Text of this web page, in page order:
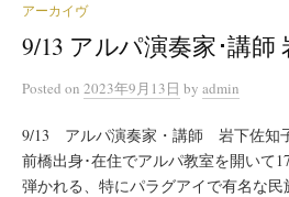
アーカイヴ
9/13 アルパ演奏家･講師
Posted on 2023年9月13日 by admin
9/13 アルパ演奏家・講師 岩下佐知子
前橋出身･在住でアルパ教室を開いて
弾かれる、特にパラグアイで有名な